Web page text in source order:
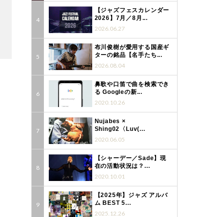
【ジャズフェスカレンダー
2026】7月／8月...
2026.06.27
布川俊樹が愛用する国産ギ
ターの銘品【名手たち...
2026.08.04
鼻歌や口笛で曲を検索でき
る Googleの新...
2020.10.26
Nujabes ×
Shing02〈Luv(...
2020.06.05
【シャーデー／Sade】現
在の活動状況は？...
2020.10.01
【2025年】ジャズ アルバ
ム BEST 5...
2025.12.26